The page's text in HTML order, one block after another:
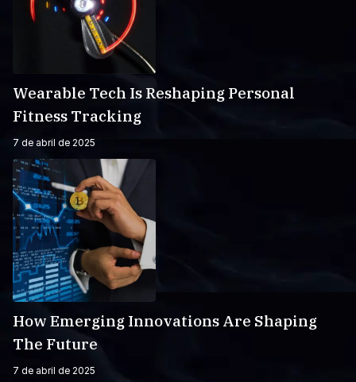
Wearable Tech Is Reshaping Personal
Fitness Tracking
7 de abril de 2025
How Emerging Innovations Are Shaping
The Future
7 de abril de 2025